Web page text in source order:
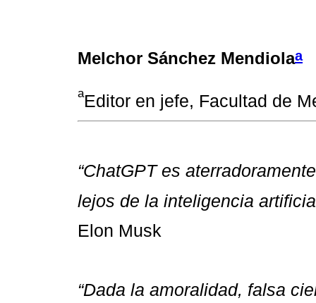
Melchor Sánchez Mendiolaa
aEditor en jefe, Facultad de
“ChatGPT es
lejos de la inteligencia
Elon Musk
“Dada la amoralidad, falsa